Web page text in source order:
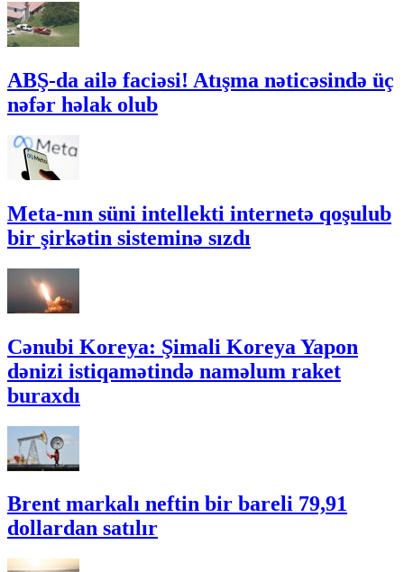
ABŞ-da ailə faciəsi! Atışma nəticəsində üç
nəfər həlak olub
Meta-nın süni intellekti internetə qoşulub
bir şirkətin sisteminə sızdı
Cənubi Koreya: Şimali Koreya Yapon
dənizi istiqamətində naməlum raket
buraxdı
Brent markalı neftin bir bareli 79,91
dollardan satılır